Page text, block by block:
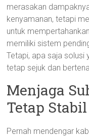
merasakan
kenyamanan, tetapi
untuk
memiliki sistem
Tetapi, apa saja solusi
tetap sejuk dan
Menjaga
Tetap Stabil
Pernah mendengar